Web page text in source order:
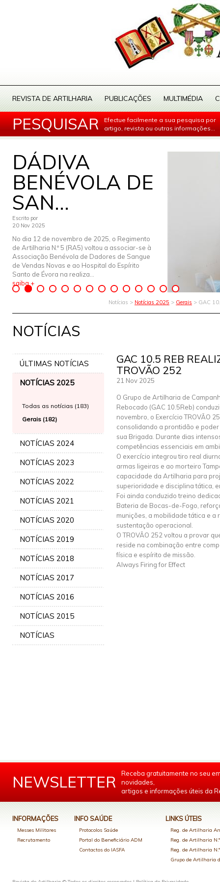
REVISTA DE ARTILHARIA PUBLICAÇÕES MULTIMÉDIA
PESQUISAR
Efectue facilmente a sua pesquisa por
artigo, revista ou outras informações...
DÁDIVA
BENÉVOLA DE
SAN...
Escrito por
20 Nov 2025
No dia 12 de novembro de 2025, o Regimento
de Artilharia N.º 5 (RA5) voltou a associar-se à
Associação Benévola de Dadores de Sangue
de Vendas Novas e ao Hospital do Espírito
Santo de Évora na realiza...
saiba +
Notícias > Notícias 2025 > Gerais > GAC
NOTÍCIAS
ÚLTIMAS NOTÍCIAS
NOTÍCIAS 2025
Todas as notícias (183)
Gerais (182)
NOTÍCIAS 2024
NOTÍCIAS 2023
NOTÍCIAS 2022
NOTÍCIAS 2021
NOTÍCIAS 2020
NOTÍCIAS 2019
NOTÍCIAS 2018
NOTÍCIAS 2017
NOTÍCIAS 2016
NOTÍCIAS 2015
NOTÍCIAS
GAC 10.5 REB
TROVÃO 252
21 Nov 2025
O Grupo de Artilharia de
Rebocado (GAC 10.5Reb)
novembro, o Exercício TROVÃO
consolidando a prontidão e
sua Brigada. Durante dias
competências essenciais em
O exercício integrou tiro real
armas ligeiras e ao morteiro
capacidade da Artilharia para
superioridade e disciplina tática,
Foi ainda conduzido treino
Bateria de Bocas-de-Fogo,
munições, a mobilidade tática e
sustentação operacional.
O TROVÃO 252 voltou a provar
reside na combinação entre
física e espírito de missão.
Always Firing for Effect
NEWSLETTER
Receba gratuitamente no seu
novidades,
artigos e informações úteis da
INFORMAÇÕES
Messes Militares
Recrutamento
INFO SAÚDE
Protocolos Saúde
Portal do Beneficiário ADM
Contactos do IASFA
LINKS ÚTEIS
Reg. de Artilharia
Reg. de Artilharia
Reg. de Artilharia
Grupo de Artilharia